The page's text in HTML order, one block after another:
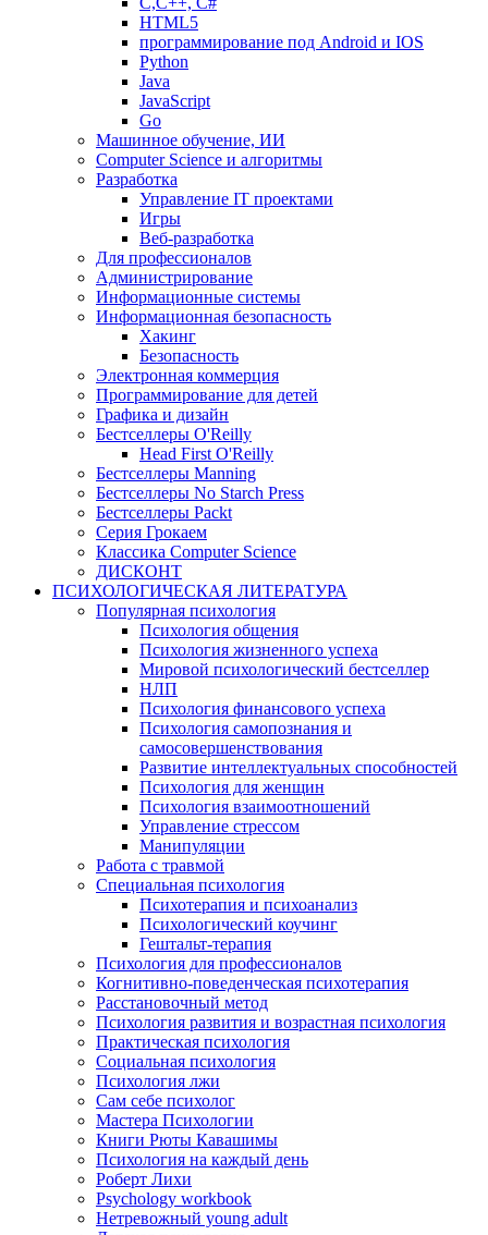
HTML5
программирование под Android и IOS
Python
Java
JavaScript
Go
Машинное обучение, ИИ
Computer Science и алгоритмы
Разработка
Управление IT проектами
Игры
Веб-разработка
Для профессионалов
Администрирование
Информационные системы
Информационная безопасность
Хакинг
Безопасность
Электронная коммерция
Программирование для детей
Графика и дизайн
Бестселлеры O'Reilly
Head First O'Reilly
Бестселлеры Manning
Бестселлеры No Starch Press
Бестселлеры Packt
Серия Грокаем
Классика Computer Science
ДИСКОНТ
ПСИХОЛОГИЧЕСКАЯ ЛИТЕРАТУРА
Популярная психология
Психология общения
Психология жизненного успеха
Мировой психологический бестселлер
НЛП
Психология финансового успеха
Психология самопознания и
самосовершенствования
Развитие интеллектуальных способностей
Психология для женщин
Психология взаимоотношений
Управление стрессом
Манипуляции
Работа с травмой
Специальная психология
Психотерапия и психоанализ
Психологический коучинг
Гештальт-терапия
Психология для профессионалов
Когнитивно-поведенческая психотерапия
Расстановочный метод
Психология развития и возрастная психология
Практическая психология
Социальная психология
Психология лжи
Сам себе психолог
Мастера Психологии
Книги Рюты Кавашимы
Психология на каждый день
Роберт Лихи
Psychology workbook
Нетревожный young adult